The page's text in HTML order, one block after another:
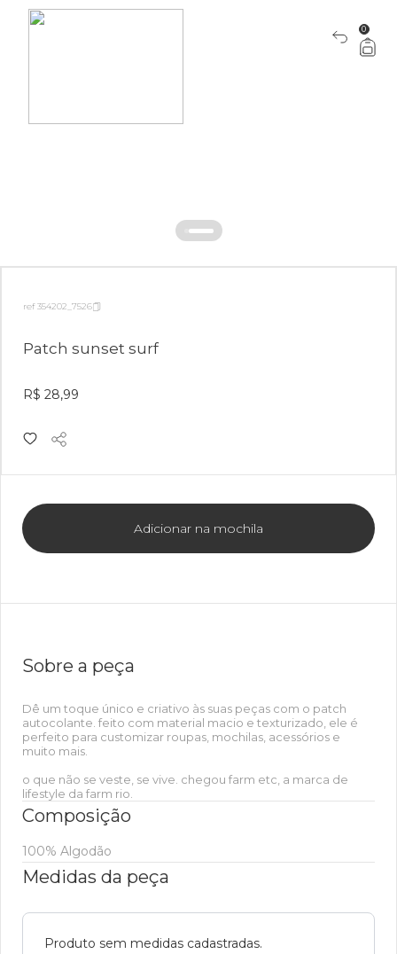
0
ref 354202_7526
Patch sunset surf
R$ 28,99
Adicionar na mochila
Sobre a peça
Dê um toque único e criativo às suas peças com o patch
autocolante. feito com material macio e texturizado, ele é
perfeito para customizar roupas, mochilas, acessórios e
muito mais.
o que não se veste, se vive. chegou farm etc, a marca de
lifestyle da farm rio.
Composição
100% Algodão
Medidas da peça
Produto sem medidas cadastradas.